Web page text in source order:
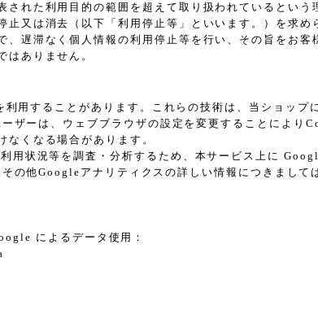
れた利用目的の範囲を超えて取り扱われているとい
又は消去（以下「利用停止等」といいます。）を求
遅滞なく個人情報の利用停止等を行い、その旨をお
はありません。
用することがあります。これらの技術は、当ショップ
ザーは、ウェブブラウザの設定を変更することによ
くなる場合があります。
用状況等を調査・分析するため、本サービス上に
の他Googleアナリティクスの詳しい情報につきまして
によるデータ使用：